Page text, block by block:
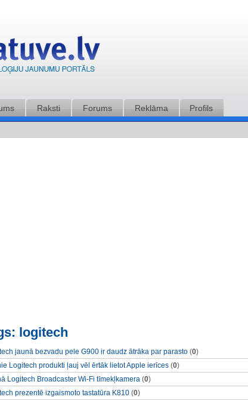
Raksti Forums Reklāma Profils
logitech
jaunā bezvadu pele G900 ir daudz ātrāka par parasto (0)
Logitech produkti ļauj vēl ērtāk lietot Apple ierīces (0)
Logitech Broadcaster Wi-Fi tīmekļkamera (0)
prezentē izgaismoto tastatūra K810 (0)